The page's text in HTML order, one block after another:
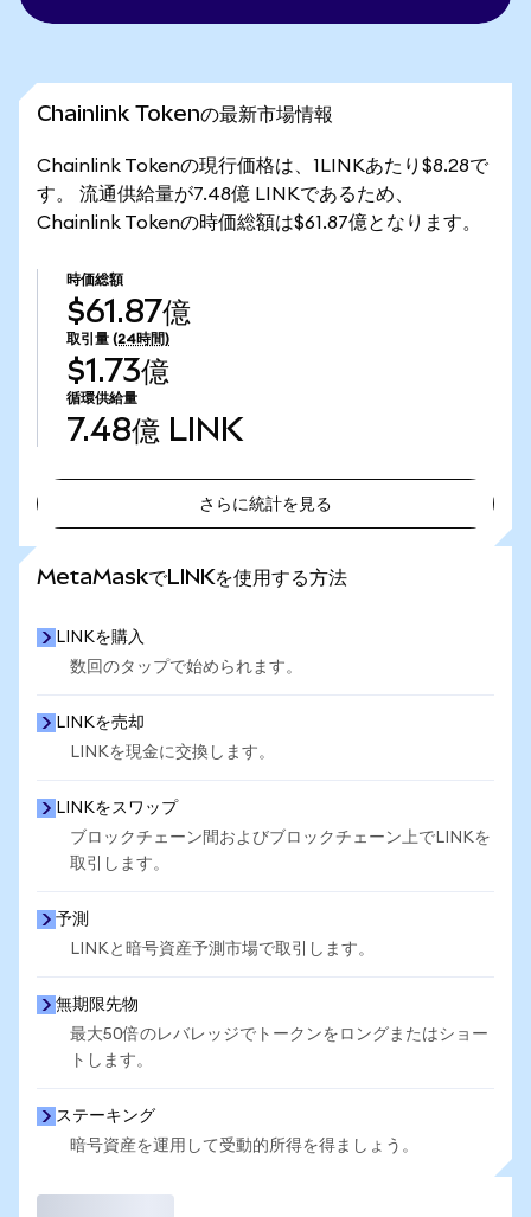
Chainlink Tokenの最新市場情報
Chainlink Tokenの現行価格は、1LINKあたり$8.28で
す。 流通供給量が7.48億 LINKであるため、
Chainlink Tokenの時価総額は$61.87億となります。
時価総額
$61.87億
取引量 (24時間)
$1.73億
循環供給量
7.48億 LINK
さらに統計を見る
MetaMaskでLINKを使用する方法
LINKを購入
数回のタップで始められます。
LINKを売却
LINKを現金に交換します。
LINKをスワップ
ブロックチェーン間およびブロックチェーン上でLINKを
取引します。
予測
LINKと暗号資産予測市場で取引します。
無期限先物
最大50倍のレバレッジでトークンをロングまたはショー
トします。
ステーキング
暗号資産を運用して受動的所得を得ましょう。